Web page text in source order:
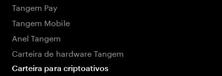
Tangem Pay
Tangem Mobile
Anel Tangem
Carteira de hardware Tangem
Carteira para criptoativos